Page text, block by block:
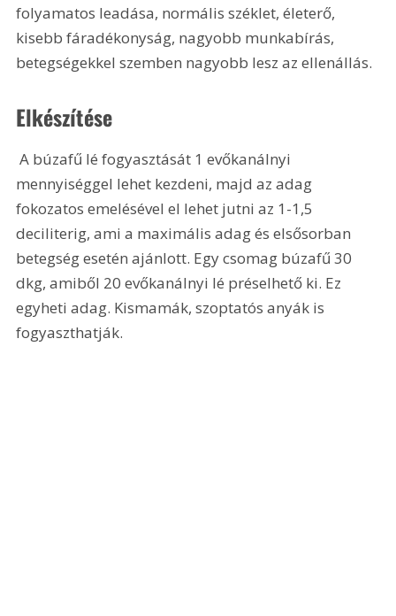
folyamatos leadása, normális széklet, életerő,
kisebb fáradékonyság, nagyobb munkabírás,
betegségekkel szemben nagyobb lesz az ellenállás.
Elkészítése
A búzafű lé fogyasztását 1 evőkanálnyi
mennyiséggel lehet kezdeni, majd az adag
fokozatos emelésével el lehet jutni az 1-1,5
deciliterig, ami a maximális adag és elsősorban
betegség esetén ajánlott. Egy csomag búzafű 30
dkg, amiből 20 evőkanálnyi lé préselhető ki. Ez
egyheti adag. Kismamák, szoptatós anyák is
fogyaszthatják.